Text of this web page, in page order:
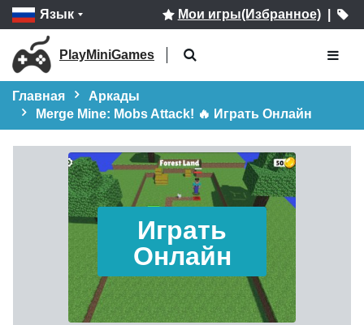
Язык Мои игры(Избранное)|
PlayMiniGames
Главная
Аркады
Merge Mine: Mobs Attack! 🔥 Играть Онлайн
Играть
Онлайн